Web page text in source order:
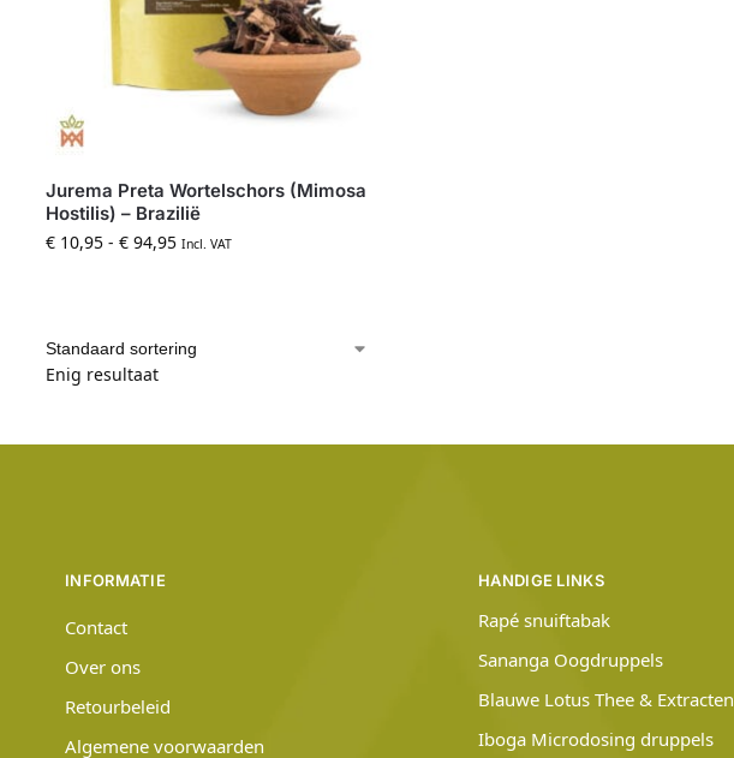
Jurema Preta Wortelschors (Mimosa
Hostilis) – Brazilië
€ 10,95 - € 94,95 Incl. VAT
Enig resultaat
INFORMATIE
Contact
Over ons
Retourbeleid
Algemene voorwaarden
HANDIGE LINKS
Rapé snuiftabak
Sananga Oogdruppels
Blauwe Lotus Thee & Extracten
Iboga Microdosing druppels